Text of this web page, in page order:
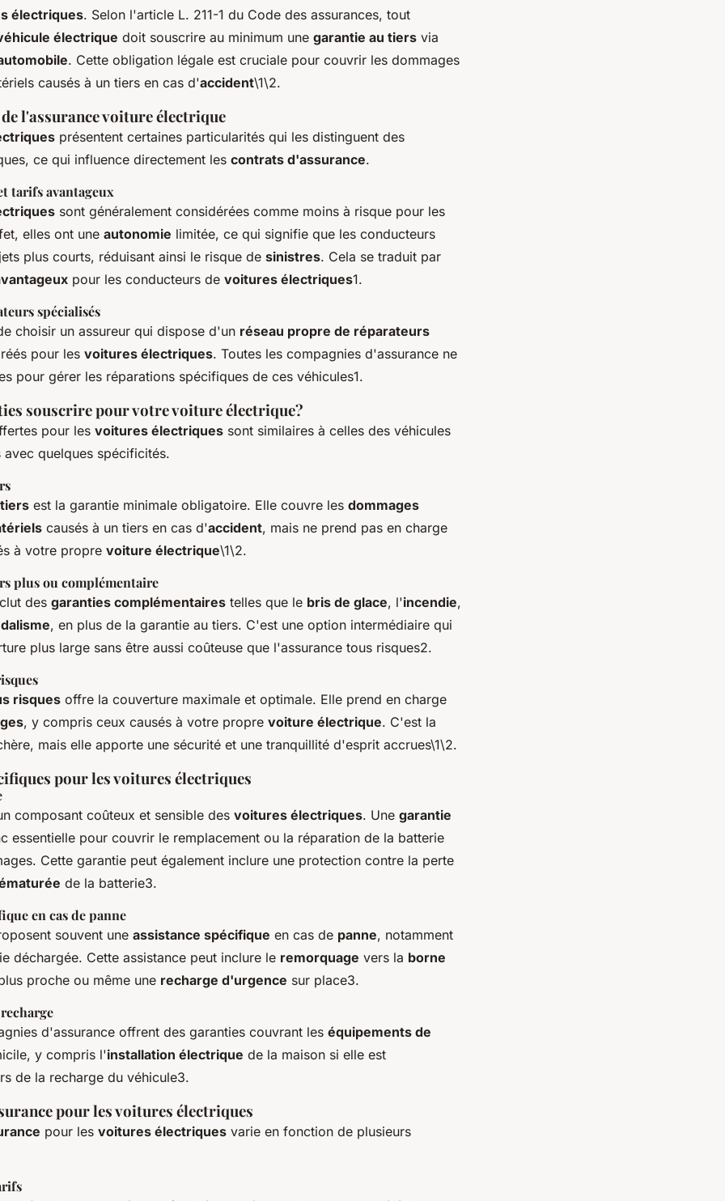
électriques. Selon l'article L. 211-1 du Code des assurances, tout
électrique doit souscrire au minimum une garantie au tiers via
. Cette obligation légale est cruciale pour couvrir les dommages
causés à un tiers en cas d'accident\1\2.
l'assurance voiture électrique
présentent certaines particularités qui les distinguent des
ce qui influence directement les contrats d'assurance.
tarifs avantageux
sont généralement considérées comme moins à risque pour les
elles ont une autonomie limitée, ce qui signifie que les conducteurs
plus courts, réduisant ainsi le risque de sinistres. Cela se traduit par
pour les conducteurs de voitures électriques1.
spécialisés
choisir un assureur qui dispose d'un réseau propre de réparateurs
pour les voitures électriques. Toutes les compagnies d'assurance ne
pour gérer les réparations spécifiques de ces véhicules1.
souscrire pour votre voiture électrique?
pour les voitures électriques sont similaires à celles des véhicules
avec quelques spécificités.
est la garantie minimale obligatoire. Elle couvre les dommages
causés à un tiers en cas d'accident, mais ne prend pas en charge
à votre propre voiture électrique\1\2.
plus ou complémentaire
des garanties complémentaires telles que le bris de glace, l'incendie,
, en plus de la garantie au tiers. C'est une option intermédiaire qui
plus large sans être aussi coûteuse que l'assurance tous risques2.
risques offre la couverture maximale et optimale. Elle prend en charge
, y compris ceux causés à votre propre voiture électrique. C'est la
mais elle apporte une sécurité et une tranquillité d'esprit accrues\1\2.
pour les voitures électriques
composant coûteux et sensible des voitures électriques. Une garantie
essentielle pour couvrir le remplacement ou la réparation de la batterie
Cette garantie peut également inclure une protection contre la perte
de la batterie3.
en cas de panne
souvent une assistance spécifique en cas de panne, notamment
déchargée. Cette assistance peut inclure le remorquage vers la borne
proche ou même une recharge d'urgence sur place3.
d'assurance offrent des garanties couvrant les équipements de
y compris l'installation électrique de la maison si elle est
de la recharge du véhicule3.
pour les voitures électriques
pour les voitures électriques varie en fonction de plusieurs